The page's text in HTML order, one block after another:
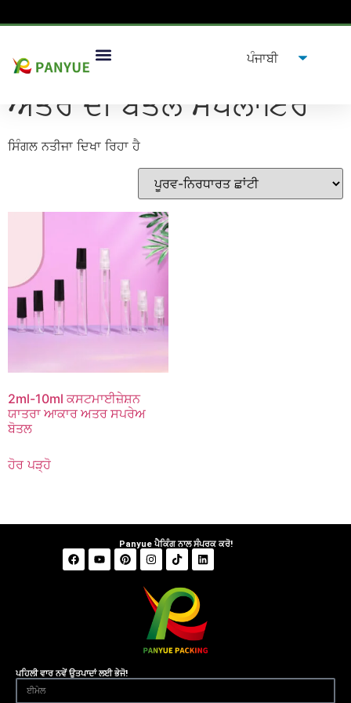
ਘਰ/ਉਤਪਾਦ / ਟੈਗ ਕੀਤੇ ਉਤਪਾਦ "ਅਤਰ ਦੀ ਬੋਤਲ ਸਪਲਾਇਰ”
ਅਤਰ ਦੀ ਬੋਤਲ ਸਪਲਾਇਰ
ਸਿੰਗਲ ਨਤੀਜਾ ਦਿਖਾ ਰਿਹਾ ਹੈ
2ml-10ml ਕਸਟਮਾਈਜ਼ੇਸ਼ਨ
ਯਾਤਰਾ ਆਕਾਰ ਅਤਰ ਸਪਰੇਅ
ਬੋਤਲ
ਹੋਰ ਪੜ੍ਹੋ
Panyue ਪੈਕਿੰਗ ਨਾਲ ਸੰਪਰਕ ਕਰੋ!
ਪਹਿਲੀ ਵਾਰ ਨਵੇਂ ਉਤਪਾਦਾਂ ਲਈ ਭੇਜੋ!